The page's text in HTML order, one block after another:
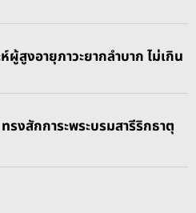
สูงอายุภาวะยากลำบาก ไม่เกิน
รงสักการะพระบรมสารีริกธาตุ